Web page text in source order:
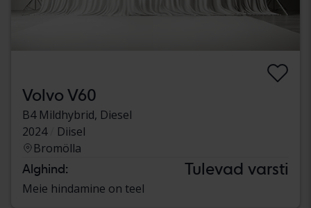
Volvo V60
B4 Mildhybrid, Diesel
2024
Diisel
Bromölla
Alghind: Tulevad varsti
Meie hindamine on teel